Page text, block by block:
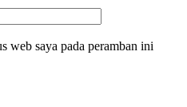
web saya pada peramban ini